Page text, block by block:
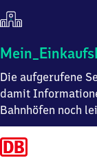
Mein
Einkaufsbahnhof
ist
umgezogen
Die aufgerufene
damit
Bahnhöfen noch